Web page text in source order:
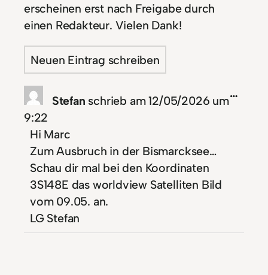
erscheinen erst nach Freigabe durch
einen Redakteur. Vielen Dank!
Stefan schrieb am12/05/2026 um
9:22
Hi Marc
Zum Ausbruch in der Bismarcksee…
Schau dir mal bei den Koordinaten
3S148E das worldview Satelliten Bild
vom 09.05. an.
LG Stefan
…Diese